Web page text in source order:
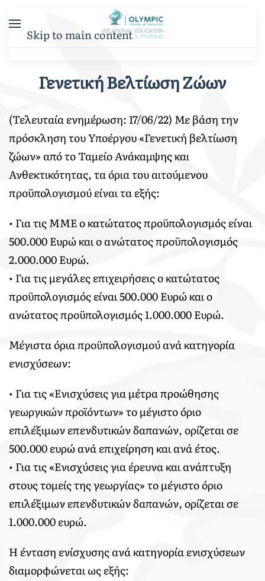
Skip to main content
Γενετική Βελτίωση Ζώων
(Τελευταία ενημέρωση: 17/06/22) Με βάση την
πρόσκληση του Υποέργου «Γενετική βελτίωση
ζώων» από το Ταμείο Ανάκαμψης και
Ανθεκτικότητας, τα όρια του αιτούμενου
προϋπολογισμού είναι τα εξής:
• Για τις ΜΜΕ ο κατώτατος προϋπολογισμός είναι
500.000 Ευρώ και ο ανώτατος προϋπολογισμός
2.000.000 Ευρώ.
• Για τις μεγάλες επιχειρήσεις ο κατώτατος
προϋπολογισμός είναι 500.000 Ευρώ και ο
ανώτατος προϋπολογισμός 1.000.000 Ευρώ.
Μέγιστα όρια προϋπολογισμού ανά κατηγορία
ενισχύσεων:
• Για τις «Ενισχύσεις για μέτρα προώθησης
γεωργικών προϊόντων» το μέγιστο όριο
επιλέξιμων επενδυτικών δαπανών, ορίζεται σε
500.000 ευρώ ανά επιχείρηση και ανά έτος.
• Για τις «Ενισχύσεις για έρευνα και ανάπτυξη
στους τομείς της γεωργίας» το μέγιστο όριο
επιλέξιμων επενδυτικών δαπανών, ορίζεται σε
1.000.000 ευρώ.
Η ένταση ενίσχυσης ανά κατηγορία ενισχύσεων
διαμορφώνεται ως εξής: